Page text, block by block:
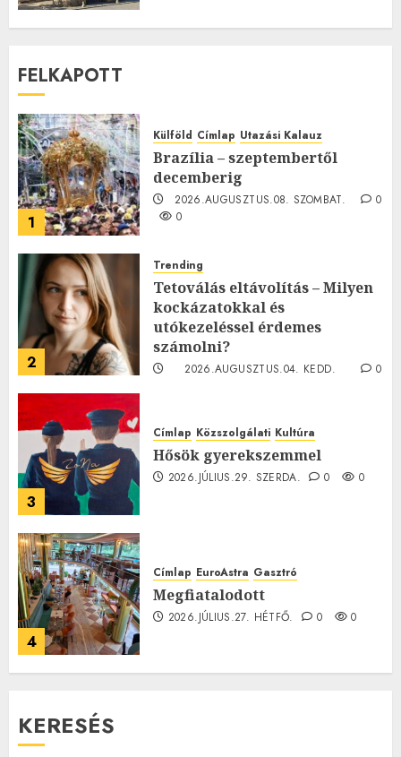
FELKAPOTT
1
Külföld Címlap Utazási Kalauz
Brazília – szeptembertől
decemberig
2026.AUGUSZTUS.08. SZOMBAT.
0
0
2
Trending
Tetoválás eltávolítás – Milyen
kockázatokkal és
utókezeléssel érdemes
számolni?
2026.AUGUSZTUS.04. KEDD.
0
3
Címlap Közszolgálati Kultúra
Hősök gyerekszemmel
2026.JÚLIUS.29. SZERDA. 0 0
4
Címlap EuroAstra Gasztró
Megfiatalodott
2026.JÚLIUS.27. HÉTFŐ. 0 0
KERESÉS